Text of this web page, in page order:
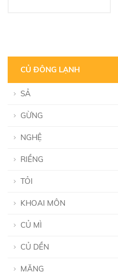
CỦ ĐÔNG LẠNH
SẢ
GỪNG
NGHỆ
RIỀNG
TỎI
KHOAI MÔN
CỦ MÌ
CỦ DỀN
MĂNG